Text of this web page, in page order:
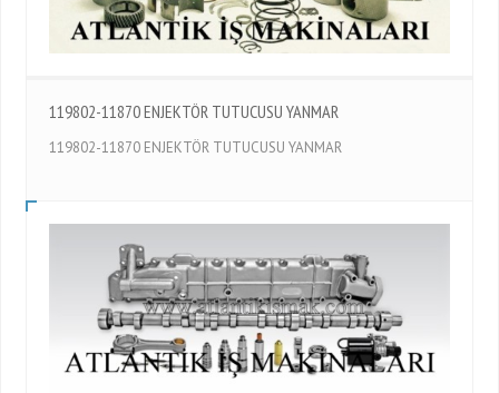
119802-11870 ENJEKTÖR TUTUCUSU YANMAR
119802-11870 ENJEKTÖR TUTUCUSU YANMAR